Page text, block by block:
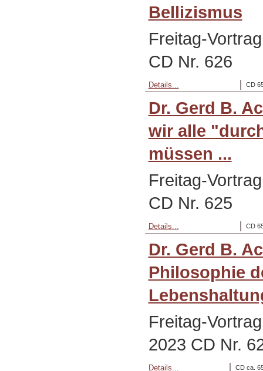
Bellizismus
Freitag-
CD Nr. 626
CD
Details...
Dr. Gerd B.
wir alle
müssen ...
Freitag-
CD Nr. 625
CD
Details...
Dr. Gerd B.
Philosophie
Freitag-
2023 CD Nr.
CD ca.
Details...